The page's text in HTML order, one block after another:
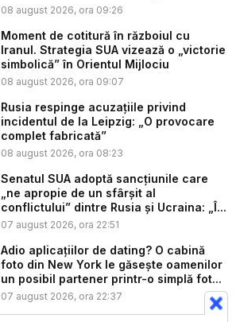
08 august 2026, ora 09:26
Moment de cotitură în războiul cu
Iranul. Strategia SUA vizează o „victorie
simbolică” în Orientul Mijlociu
08 august 2026, ora 09:07
Rusia respinge acuzațiile privind
incidentul de la Leipzig: „O provocare
complet fabricată”
08 august 2026, ora 08:23
Senatul SUA adoptă sancțiunile care
„ne apropie de un sfârșit al
conflictului” dintre Rusia și Ucraina: „Î...
07 august 2026, ora 22:51
Adio aplicațiilor de dating? O cabină
foto din New York le găsește oamenilor
un posibil partener printr-o simplă fot...
07 august 2026, ora 22:37